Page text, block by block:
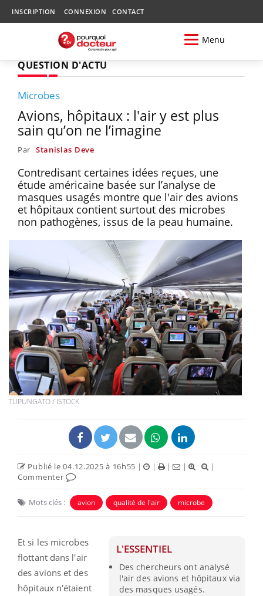
INSCRIPTION CONNEXION CONTACT
Menu
QUESTION D'ACTU
Microbes
Avions, hôpitaux : l'air y est plus
sain qu’on ne l’imagine
Par Stanislas Deve
Contredisant certaines idées reçues, une
étude américaine basée sur l’analyse de
masques usagés montre que l'air des avions
et hôpitaux contient surtout des microbes
non pathogènes, issus de la peau humaine.
TUPUNGATO / ISTOCK
Publié le 04.12.2025 à 16h55 | | | |
|
Commenter
Mots clés : avion qualité de l'air microbe
L'ESSENTIEL
Des chercheurs ont analysé
l'air des avions et hôpitaux via
des masques usagés.
Et si les microbes
flottant dans l'air
des avions et des
hôpitaux n'étaient